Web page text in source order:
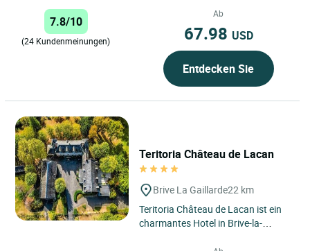
einer idealen Lage. In
7.8/10
(24 Kundenmeinungen)
Ab
67.98 USD
Entdecken Sie
Teritoria Château de Lacan
Brive La Gaillarde22 km
Teritoria Château de Lacan ist ein
charmantes Hotel in Brive-la-